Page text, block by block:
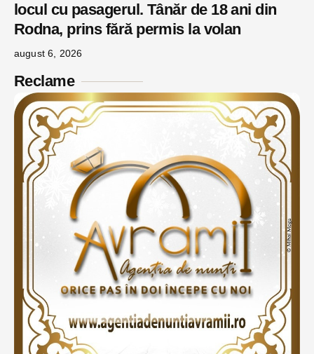
locul cu pasagerul. Tânăr de 18 ani din
Rodna, prins fără permis la volan
august 6, 2026
Reclame